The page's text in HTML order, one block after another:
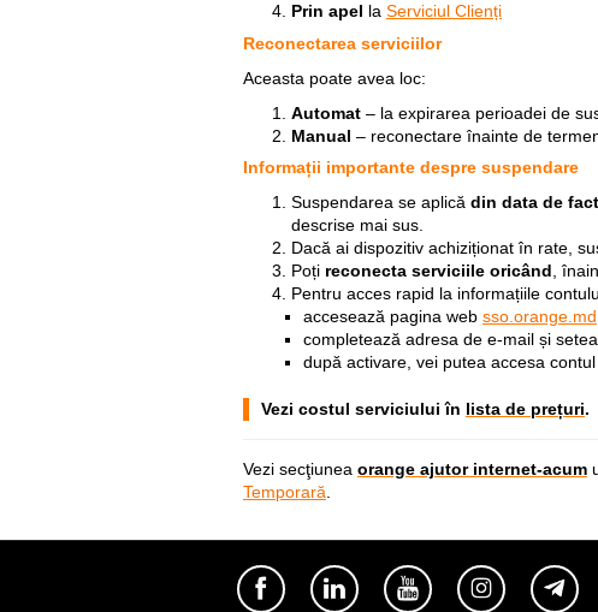
Prin apel la Serviciul Clienți
Reconectarea serviciilor
Aceasta poate avea loc:
Automat – la expirarea perioadei de
Manual – reconectare înainte de
Informații importante despre suspendare
Suspendarea se aplică din data de
descrise mai sus.
Dacă ai dispozitiv achiziționat în rate,
Poți reconecta serviciile oricând ,
Pentru acces rapid la informațiile
accesează pagina web sso.orange.md
completează adresa de e-mail și
după activare, vei putea accesa
Vezi costul serviciului în lista de prețuri.
Vezi secţiunea orange ajutor internet-acum
Temporară